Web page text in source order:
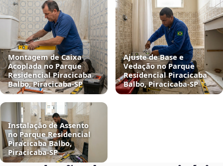
Montagem de Caixa
Acoplada no Parque
Residencial Piracicaba
Balbo, Piracicaba‑SP
Ajuste de Base e
Vedação no Parque
Residencial Piracicaba
Balbo, Piracicaba‑SP
Instalação de Assento
no Parque Residencial
Piracicaba Balbo,
Piracicaba‑SP